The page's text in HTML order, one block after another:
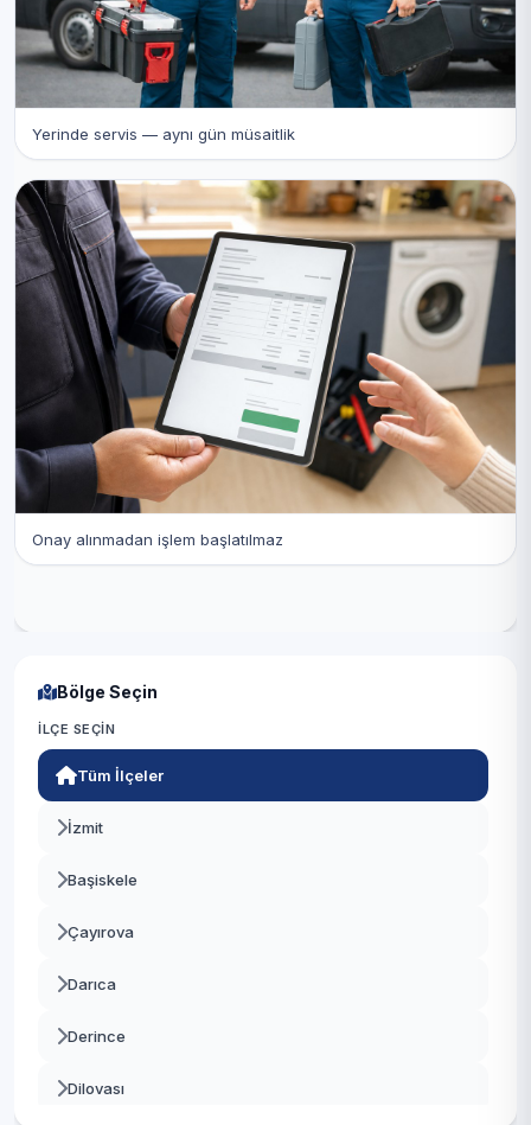
Yerinde servis — aynı gün müsaitlik
Onay alınmadan işlem başlatılmaz
Bölge Seçin
İLÇE SEÇIN
Tüm İlçeler
İzmit
Başiskele
Çayırova
Darıca
Derince
Dilovası